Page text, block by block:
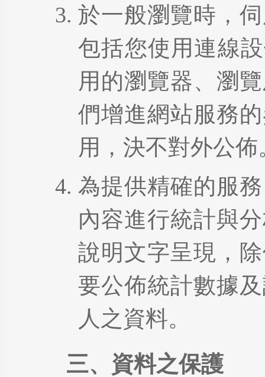
於一般瀏覽時，
包括您使用連線
用的瀏覽器、瀏
們增進網站服務
用，決不對外公佈
為提供精確的服
內容進行統計與
說明文字呈現，
要公佈統計數據
人之資料。
三、資料之保護